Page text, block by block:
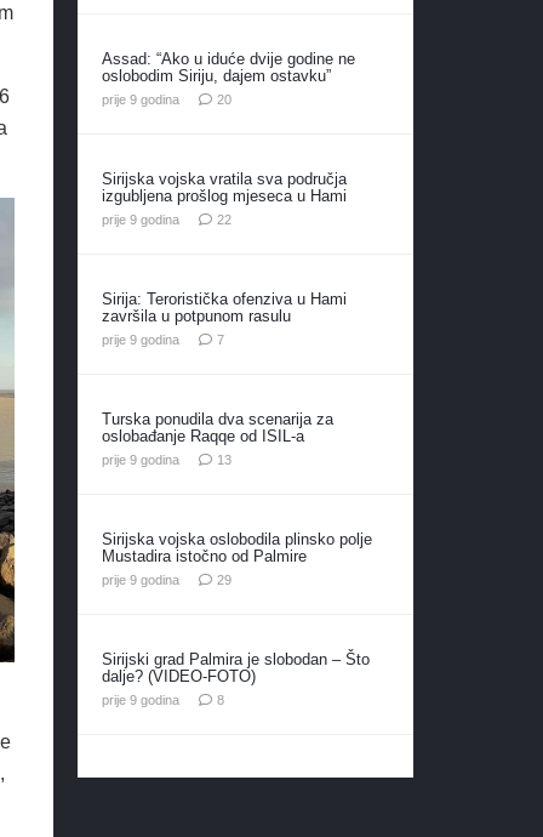
Assad: “Ako u iduće dvije godine ne
oslobodim Siriju, dajem ostavku”
prije 9 godina 20komentara
Sirijska vojska vratila sva područja
izgubljena prošlog mjeseca u Hami
prije 9 godina 22komentara
Sirija: Teroristička ofenziva u Hami
završila u potpunom rasulu
prije 9 godina 7komentara
Turska ponudila dva scenarija za
oslobađanje Raqqe od ISIL-a
prije 9 godina 13komentara
Sirijska vojska oslobodila plinsko polje
Mustadira istočno od Palmire
prije 9 godina 29komentara
Sirijski grad Palmira je slobodan – Što
dalje? (VIDEO-FOTO)
prije 9 godina 8komentara